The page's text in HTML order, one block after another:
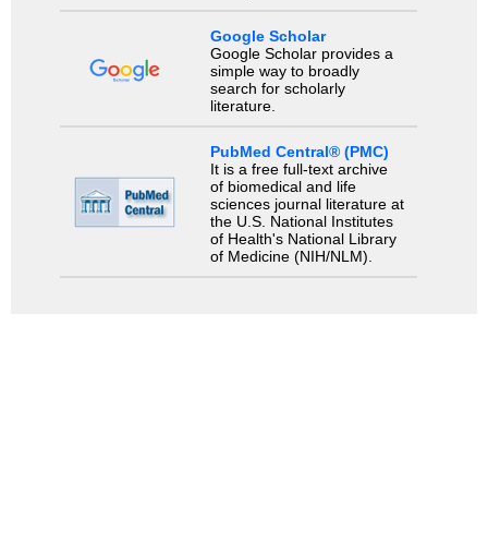
Google Scholar
Google Scholar provides a
simple way to broadly
search for scholarly
literature.
PubMed Central® (PMC)
It is a free full-text archive
of biomedical and life
sciences journal literature at
the U.S. National Institutes
of Health's National Library
of Medicine (NIH/NLM).